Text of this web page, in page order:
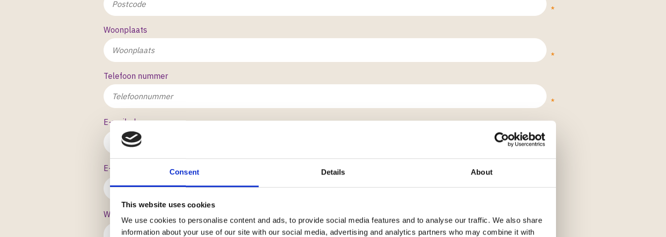
Consent Details About
This website uses cookies
We use cookies to personalise content and ads, to provide social media features and to analyse our traffic. We also share
information about your use of our site with our social media, advertising and analytics partners who may combine it with
Woonplaats
Telefoon nummer
E-mailadres
E-mailadres bevestigen
Welke medewerker/ welk team is betrokken bij je klacht?